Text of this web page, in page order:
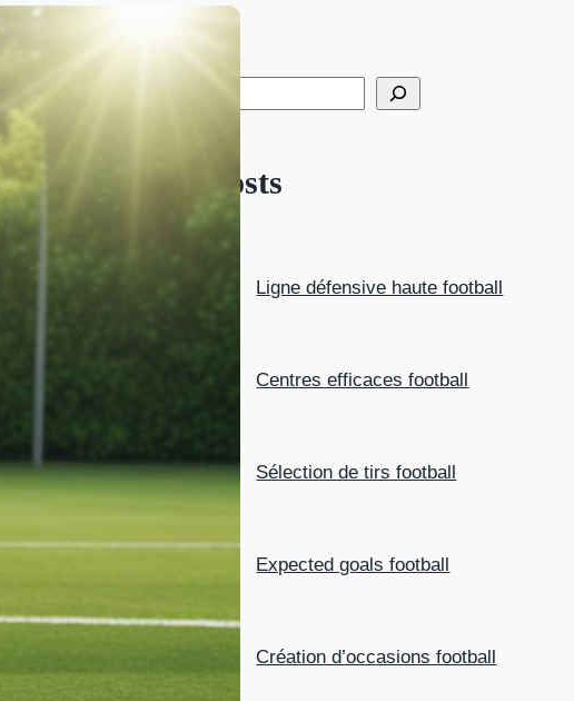
Latest Posts
Ligne défensive haute football
Centres efficaces football
Sélection de tirs football
Expected goals football
Création d’occasions football